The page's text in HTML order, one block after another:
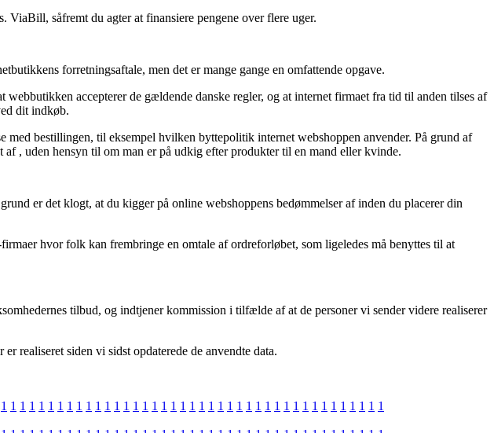
såfremt du agter at finansiere pengene over flere uger.
forretningsaftale, men det er mange gange en omfattende opgave.
accepterer de gældende danske regler, og at internet firmaet fra tid til anden tilses af
dit indkøb.
bestillingen, til eksempel hvilken byttepolitik internet webshoppen anvender. På grund af
, uden hensyn til om man er på udkig efter produkter til en mand eller kvinde.
er det klogt, at du kigger på online webshoppens bedømmelser af inden du placerer din
hvor folk kan frembringe en omtale af ordreforløbet, som ligeledes må benyttes til at
tilbud, og indtjener kommission i tilfælde af at de personer vi sender videre realiserer
realiseret siden vi sidst opdaterede de anvendte data.
1 1 1 1 1 1 1 1 1 1 1 1 1 1 1 1 1 1 1 1 1 1 1 1 1 1 1 1 1 1 1 1 1 1 1 1 1 1 1 1 1